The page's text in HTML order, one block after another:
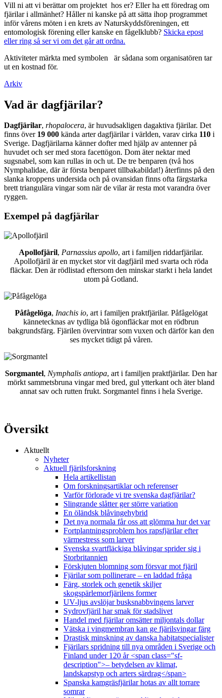
Vill ni att vi berättar om projektet hos er? Eller ha ett föredrag om
fjärilar i allmänhet? Håller ni kanske på att sätta ihop programmet
inför vårens möten i en krets av Naturskyddsföreningen, ett
entomologisk förening eller kanske en fågelklubb? Skicka epost
eller ring så ser vi om det går att ordna.
Aktiviteter märkta med symbolen
är sådana som organisatören tar
ut en kostnad för.
Arkiv
Vad är dagfjärilar?
Dagfjärilar, rhopalocera, är huvudsakligen dagaktiva fjärilar. Det
finns över 19 000 kända arter dagfjärilar i världen, varav cirka 110 i
Sverige. Dagfjärilarna känner dofter med hjälp av antenner på
huvudet och ser med stora facettögon. Dom äter nektar med
sugsnabel, som kan rullas in och ut. De tre benparen (två hos
Nymphalidae, där är första benparet tillbakabildat!) återfinns på den
slanka kroppens undersida och på ovansidan finns ofta färgstarka
brett triangulära vingar som när de vilar är resta mot varandra över
ryggen.
Exempel på dagfjärilar
Apollofjäril, Parnassius apollo, art i familjen riddarfjärilar.
Apollofjäril är en mycket stor vit dagfjäril med svarta och röda
fläckar. Den är rödlistad eftersom den minskar starkt i hela landet
utom på Gotland.
Påfågelöga, Inachis io, art i familjen praktfjärilar. Påfågelögat
kännetecknas av tydliga blå ögonfläckar mot en rödbrun
bakgrundsfärg. Fjärilen övervintrar som vuxen och därför kan den
ses mycket tidigt på våren.
Sorgmantel, Nymphalis antiopa, art i familjen praktfjärilar. Den har
mörkt sammetsbruna vingar med bred, gul ytterkant och äter bland
annat sav och rutten frukt. Sorgmantel finns i hela Sverige.
Översikt
Aktuellt
Nyheter
Aktuell fjärilsforskning
Hela artikellistan
Om forskningsartiklar och referenser
Varför förlorade vi tre svenska dagfjärilar?
Slingrande slåtter ger större variation
En öländsk blåvingehybrid
Det nya normala får oss att glömma hur det var
Fortplantningsproblem hos rapsfjärilar efter
värmestress som larver
Svenska svartfläckiga blåvingar sprider sig i
Storbritannien
Förskjuten blomning som försvar mot fjäril
Fjärilar som pollinerare – en laddad fråga
Färg, storlek och genetik skiljer
skogspärlemorfjärilens former
UV-ljus avslöjar busksnabbvingens larver
Sydrovfjäril har smak för stadslivet
Handel med fjärilar omsätter miljontals dollar
Vätska i vingmembran kan ge fjärilsvingar färg
Drastisk minskning av danska habitatspecialister
Fjärilars spridning till nya områden i Sverige och
Finland under 120 år <span class="sf-
description">– betydelsen av klimat,
landskapstyp och arters särdrag</span>
Spanska kamgräsfjärilar hotas av allt torrare
somrar